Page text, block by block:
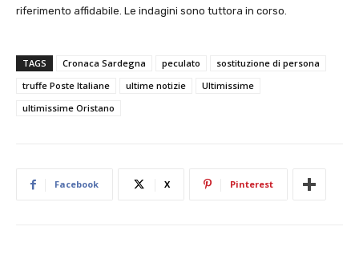
riferimento affidabile. Le indagini sono tuttora in corso.
TAGS Cronaca Sardegna peculato
sostituzione di persona
truffe Poste Italiane
ultime notizie
Ultimissime
ultimissime Oristano
Facebook X Pinterest